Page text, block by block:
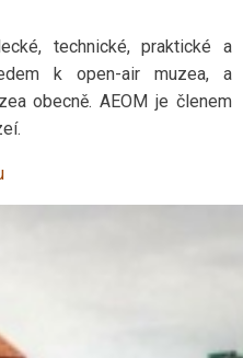
technické, praktické a
k open-air muzea, a
obecně. AEOM je členem